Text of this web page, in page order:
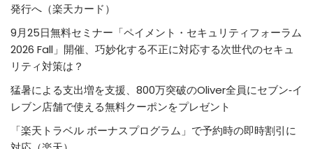
発行へ（楽天カード）
9月25日無料セミナー「ペイメント・セキュリティフォーラム
2026 Fall」開催、巧妙化する不正に対応する次世代のセキュ
リティ対策は？
猛暑による支出増を支援、800万突破のOliver全員にセブン‐イ
レブン店舗で使える無料クーポンをプレゼント
「楽天トラベル ボーナスプログラム」で予約時の即時割引に